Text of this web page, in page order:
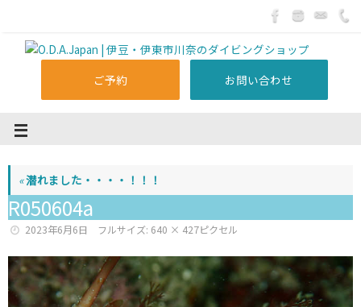
ご予約 お問い合わせ
«潜れました・・・・！！！
R050604a
2023年6月6日 フルサイズ: 640 × 427ピクセル